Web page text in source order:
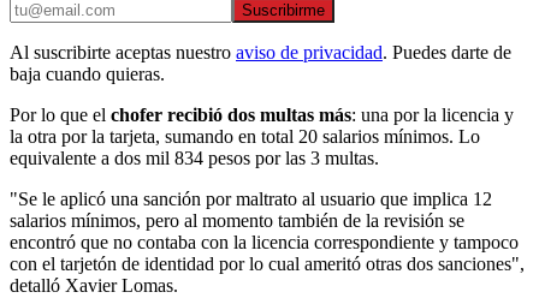
Suscribirme
Al suscribirte aceptas nuestro aviso de privacidad. Puedes darte de
baja cuando quieras.
Por lo que el chofer recibió dos multas más: una por la licencia y
la otra por la tarjeta, sumando en total 20 salarios mínimos. Lo
equivalente a dos mil 834 pesos por las 3 multas.
"Se le aplicó una sanción por maltrato al usuario que implica 12
salarios mínimos, pero al momento también de la revisión se
encontró que no contaba con la licencia correspondiente y tampoco
con el tarjetón de identidad por lo cual ameritó otras dos sanciones",
detalló Xavier Lomas.